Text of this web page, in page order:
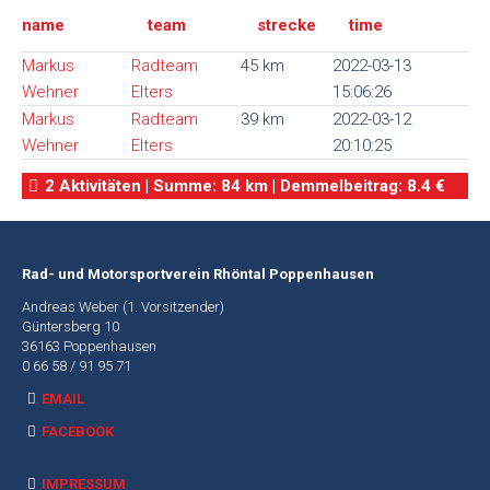
Alte
Webseite
name team strecke time
Markus
Wehner
Radteam
Elters
45 km
2022-03-13
15:06:26
Markus
Wehner
Radteam
Elters
39 km
2022-03-12
20:10:25
2 Aktivitäten | Summe: 84 km | Demmelbeitrag: 8.4 €
Rad- und Motorsportverein Rhöntal Poppenhausen
Andreas Weber (1. Vorsitzender)
Güntersberg 10
36163 Poppenhausen
0 66 58 / 91 95 71
EMAIL
FACEBOOK
IMPRESSUM